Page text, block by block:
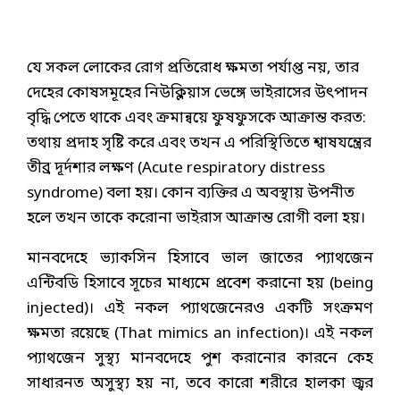
যে সকল লোকের রোগ প্রতিরোধ ক্ষমতা পর্যাপ্ত নয়, তার
দেহের কোষসমূহের নিউক্লিয়াস ভেঙ্গে ভাইরাসের উৎপাদন
বৃদ্ধি পেতে থাকে এবং ক্রমান্বয়ে ফুষফুসকে আক্রান্ত করত:
তথায় প্রদাহ সৃষ্টি করে এবং তখন এ পরিস্থিতিতে শ্বাষযন্ত্রের
তীব্র দূর্দশার লক্ষণ (Acute respiratory distress
syndrome) বলা হয়। কোন ব্যক্তির এ অবস্থায় উপনীত
হলে তখন তাকে করোনা ভাইরাস আক্রান্ত রোগী বলা হয়।
মানবদেহে ভ্যাকসিন হিসাবে ভাল জাতের প্যাথজেন
এন্টিবডি হিসাবে সূচের মাধ্যমে প্রবেশ করানো হয় (being
injected)। এই নকল প্যাথজেনেরও একটি সংক্রমণ
ক্ষমতা রয়েছে (That mimics an infection)। এই নকল
প্যাথজেন সুস্থ্য মানবদেহে পুশ করানোর কারনে কেহ
সাধারনত অসুস্থ্য হয় না, তবে কারো শরীরে হালকা জ্বর